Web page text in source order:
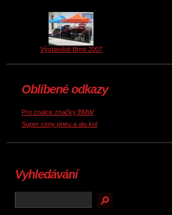
Výstaviště Brno 2007
Oblíbené odkazy
Pro znalce značky BMW
Super ceny pneu a alu kol
Vyhledávání